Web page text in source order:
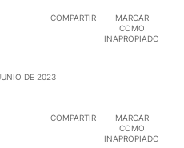
COMPARTIR
MARCAR
COMO
INAPROPIADO
DE 2023
COMPARTIR
MARCAR
COMO
INAPROPIADO